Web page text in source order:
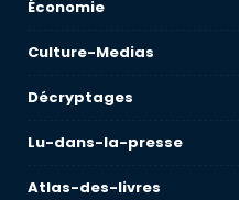
Économie
Culture-Medias
Décryptages
Lu-dans-la-presse
Atlas-des-livres